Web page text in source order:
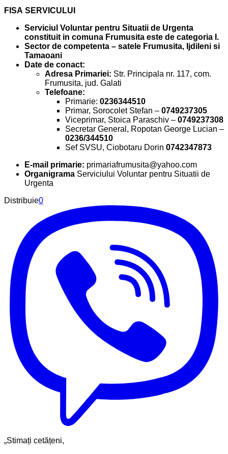
FISA SERVICULUI
Serviciul Voluntar pentru Situatii de Urgenta
constituit in comuna Frumusita este de categoria I.
Sector de competenta – satele Frumusita, Ijdileni si
Tamaoani
Date de conact:
Adresa Primariei: Str. Principala nr. 117, com.
Frumusita, jud. Galati
Telefoane:
Primarie: 0236344510
Primar, Sorocolet Stefan – 0749237305
Viceprimar, Stoica Paraschiv – 0749237308
Secretar General, Ropotan George Lucian –
0236/344510
Sef SVSU, Ciobotaru Dorin 0742347873
E-mail primarie: primariafrumusita@yahoo.com
Organigrama Serviciului Voluntar pentru Situatii de
Urgenta
Distribuie0
„Stimați cetățeni,